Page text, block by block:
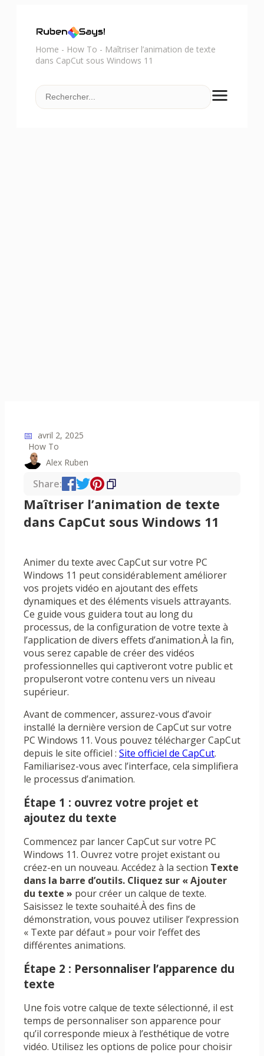
Home - How To - Maîtriser l’animation de texte
dans CapCut sous Windows 11
📅 avril 2, 2025
How To
Alex Ruben
Share:
Maîtriser l’animation de texte
dans CapCut sous Windows 11
Animer du texte avec CapCut sur votre PC
Windows 11 peut considérablement améliorer
vos projets vidéo en ajoutant des effets
dynamiques et des éléments visuels attrayants.
Ce guide vous guidera tout au long du
processus, de la configuration de votre texte à
l’application de divers effets d’animation.À la fin,
vous serez capable de créer des vidéos
professionnelles qui captiveront votre public et
propulseront votre contenu vers un niveau
supérieur.
Avant de commencer, assurez-vous d’avoir
installé la dernière version de CapCut sur votre
PC Windows 11. Vous pouvez télécharger CapCut
depuis le site officiel : Site officiel de CapCut.
Familiarisez-vous avec l’interface, cela simplifiera
le processus d’animation.
Étape 1 : ouvrez votre projet et
ajoutez du texte
Commencez par lancer CapCut sur votre PC
Windows 11. Ouvrez votre projet existant ou
créez-en un nouveau. Accédez à la section Texte
dans la barre d’outils. Cliquez sur « Ajouter
du texte » pour créer un calque de texte.
Saisissez le texte souhaité.À des fins de
démonstration, vous pouvez utiliser l’expression
« Texte par défaut » pour voir l’effet des
différentes animations.
Étape 2 : Personnaliser l’apparence du
texte
Une fois votre calque de texte sélectionné, il est
temps de personnaliser son apparence pour
qu’il corresponde mieux à l’esthétique de votre
vidéo. Utilisez les options de police pour choisir